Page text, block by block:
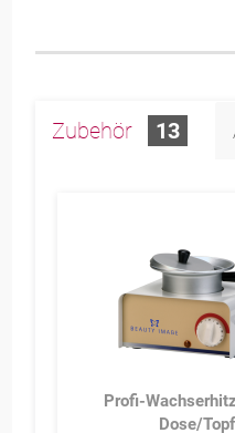
Zubehör 13
Profi-
Dose/Topf